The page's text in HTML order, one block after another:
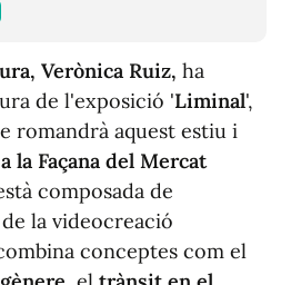
Verònica Ruiz, ha
de l'exposició 'Liminal',
romandrà aquest estiu i
la Façana del Mercat
composada de
la videocreació
conceptes com el